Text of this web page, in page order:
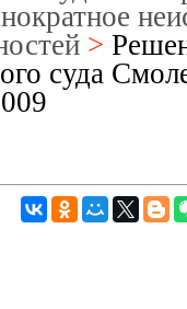
>
суда